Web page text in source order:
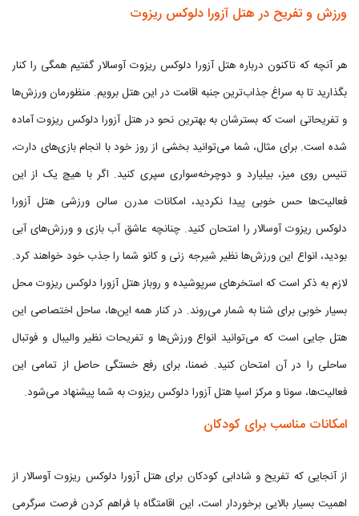
ورزش و تفریح در هتل آزورا دلوکس ریزوت
هر آنچه که تاکنون درباره هتل آزورا دلوکس ریزوت آوسالار گفتیم همگی را کنار
بگذارید تا به سراغ جذاب‌ترین جنبه اقامت در این هتل برویم. منظورمان ورزش‌ها
و تفریحاتی است که بسترشان به بهترین نحو در هتل آزورا دلوکس ریزوت آماده
شده است. برای مثال، شما می‌توانید بخشی از روز خود با انجام بازی‌های دارت،
تنیس روی میز، بیلیارد و دوچرخه‌سواری سپری کنید. اگر با هیچ یک از این
فعالیت‌ها حس خوبی پیدا نکردید، امکانات مدرن سالن ورزشی هتل آزورا
دلوکس ریزوت آوسالار را امتحان کنید. چنانچه عاشق آب بازی و ورزش‌های آبی
بودید، انواع این ورزش‌ها نظیر شیرجه زنی و کانو شما را جذب خود خواهند کرد.
لازم به ذکر است که استخرهای سرپوشیده و روباز هتل آزورا دلوکس ریزوت محل
بسیار خوبی برای شنا به شمار می‌روند. در کنار همه این‌ها، ساحل اختصاصی این
هتل جایی است که می‌توانید انواع ورزش‌ها و تفریحات نظیر والیبال و فوتبال
ساحلی را در آن امتحان کنید. ضمنا، برای رفع خستگی حاصل از تمامی این
فعالیت‌ها، سونا و مرکز اسپا هتل آزورا دلوکس ریزوت به شما پیشنهاد می‌شود.
امکانات مناسب برای کودکان
از آنجایی که تفریح و شادابی کودکان برای هتل آزورا دلوکس ریزوت آوسالار از
اهمیت بسیار بالایی برخوردار است، این اقامتگاه با فراهم کردن فرصت سرگرمی